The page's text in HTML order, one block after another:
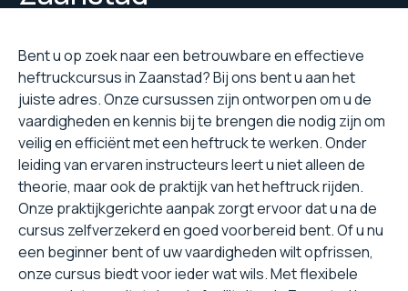
Bent u op zoek naar een betrouwbare en effectieve
heftruckcursus in Zaanstad? Bij ons bent u aan het
juiste adres. Onze cursussen zijn ontworpen om u de
vaardigheden en kennis bij te brengen die nodig zijn om
veilig en efficiënt met een heftruck te werken. Onder
leiding van ervaren instructeurs leert u niet alleen de
theorie, maar ook de praktijk van het heftruck rijden.
Onze praktijkgerichte aanpak zorgt ervoor dat u na de
cursus zelfverzekerd en goed voorbereid bent. Of u nu
een beginner bent of uw vaardigheden wilt opfrissen,
onze cursus biedt voor ieder wat wils. Met flexibele